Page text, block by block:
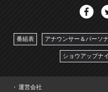
番組表 アナウンサー＆パーソ
ショウアップナ
運営会社